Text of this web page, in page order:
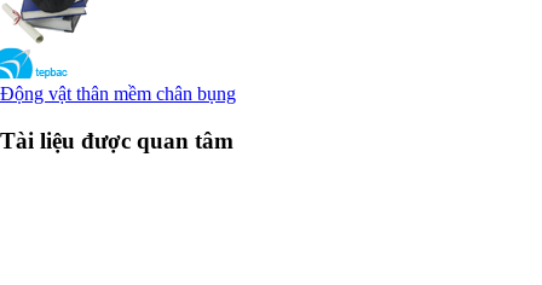
Động vật thân mềm chân bụng
Tài liệu được quan tâm